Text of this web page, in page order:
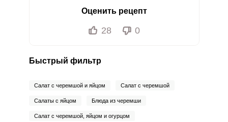
Оценить рецепт
28 0
Быстрый фильтр
Салат с черемшой и яйцом Салат с черемшой
Салаты с яйцом Блюда из черемши
Салат с черемшой, яйцом и огурцом